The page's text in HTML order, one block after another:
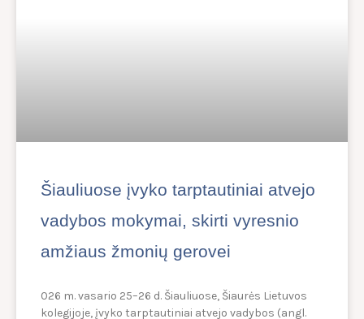
Šiauliuose įvyko tarptautiniai atvejo
vadybos mokymai, skirti vyresnio
amžiaus žmonių gerovei
026 m. vasario 25–26 d. Šiauliuose, Šiaurės Lietuvos
kolegijoje, įvyko tarptautiniai atvejo vadybos (angl.